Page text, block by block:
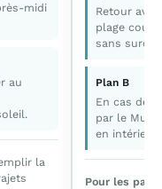
midi
au
la
Retour
plage
sans
Plan B
En cas de
par le
en intérieur.
Pour les